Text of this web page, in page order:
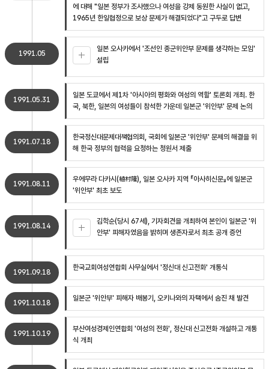
에 대해 "일본 정부가 조사했으나 여성을 강제 동원한 사실이 없고,
1965년 한일협정으로 보상 문제가 해결되었다"고 구두로 답변
1991.05
일본 오사카에서 '조선인 종군위안부 문제를 생각하는 모임'
설립
1991.05.31
일본 도쿄에서 제1차 '아시아의 평화와 여성의 역할' 토론회 개최. 한
국, 북한, 일본의 여성들이 참석한 가운데 일본군 '위안부' 문제 논의
1991.07.18
한국정신대문제대책협의회, 국회에 일본군 '위안부' 문제의 해결을 위
해 한국 정부의 협력을 요청하는 청원서 제출
1991.08.11
우에무라 다카시(植村隆), 일본 오사카 지역 『아사히신문』에 일본군
'위안부' 최초 보도
1991.08.14
김학순(당시 67세), 기자회견을 개최하여 본인이 일본군 '위
안부' 피해자였음을 밝히며 생존자로서 최초 공개 증언
1991.09.18
한국교회여성연합회 사무실에서 '정신대 신고전화' 개통식
1991.10.18
일본군 '위안부' 피해자 배봉기, 오키나와의 자택에서 숨진 채 발견
1991.10.19
부산여성경제인연합회 '여성의 전화', 정신대 신고전화 개설하고 개통
식 개최